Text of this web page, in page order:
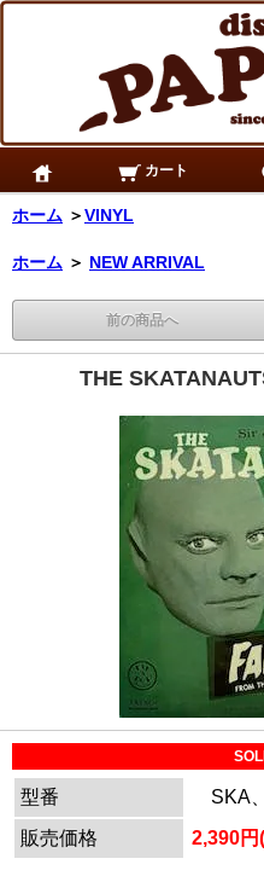
カート
ホーム ＞VINYL
ホーム ＞ NEW ARRIVAL
前の商品へ
THE
型番
SKA
販売価格
2,390円